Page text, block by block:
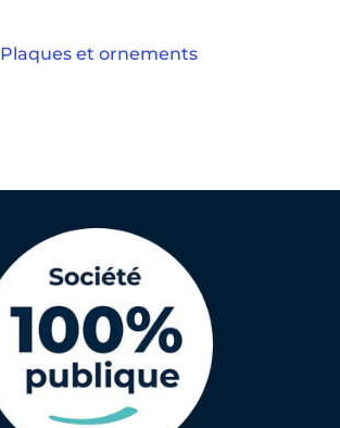
Plaques et ornements